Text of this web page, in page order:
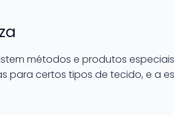
métodos e produtos
para certos tipos de tecido, e a